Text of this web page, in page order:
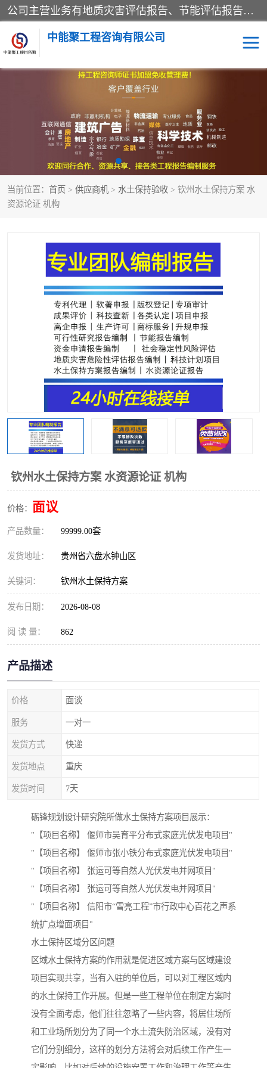
公司主营业务有地质灾害评估报告、节能评估报告、水土保持验收、水资源论证、土地复垦报告、项目可行性研究报告等。是经国家工商总局批准，在法律、法规、决定规定禁止的不得经营；法律、法规、决定规定应当许可（审批）的，经审批机关批准后凭许可（审批）文件经营;法律、法规，市场主体自主选择经营。
中能聚工程咨询有限公司
当前位置： 首页 > 供应商机 > 水土保持验收 > 钦州水土保持方案 水
资源论证 机构
钦州水土保持方案 水资源论证 机构
价格： 面议
产品数量： 99999.00套
发货地址： 贵州省六盘水钟山区
关键词： 钦州水土保持方案
发布日期： 2026-08-08
阅 读 量： 862
产品描述
价格 面谈
服务 一对一
发货方式 快递
发货地点 重庆
发货时间 7天
砺锋规划设计研究院所做水土保持方案项目展示：
"【项目名称】 偃师市吴育平分布式家庭光伏发电项目"
"【项目名称】 偃师市张小铁分布式家庭光伏发电项目"
"【项目名称】 张运可等自然人光伏发电并网项目"
"【项目名称】 张运可等自然人光伏发电并网项目"
"【项目名称】 信阳市“雪亮工程”市行政中心百花之声系
统扩点增面项目"
水土保持区域分区问题
区域水土保持方案的作用就是促进区域方案与区域建设
项目实现共享，当有入驻的单位后，可以对工程区域内
的水土保持工作开展。但是一些工程单位在制定方案时
没有全面考虑，他们往往忽略了一些内容，将居住场所
和工业场所划分为了同一个水土流失防治区域，没有对
它们分别细分，这样的划分方法将会对后续工作产生一
水资源论证报告 土地复垦报告
地质灾害评估报告 工程项目验收报告
节能评估报告